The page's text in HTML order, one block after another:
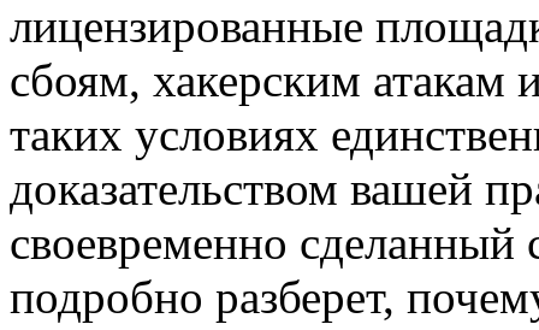
лицензированные
сбоям, хакерским
таких условиях
доказательством вашей
своевременно сделанный
подробно разберет,